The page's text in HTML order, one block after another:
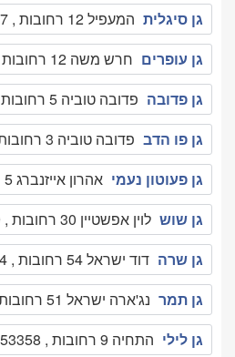
גן סיגלית המעפיל 12 רחובות , 9464977
גן עופרים חרש משה 12 רחובות , 9315982
גן פדובה פדובה טוביה 5 רחובות , 9467958
גן פו הדב פדובה טוביה 3 רחובות , 0526788546
גן פעוטון נעמי אהרון אייזנברג 5 רחובות , 9316738
גן שוש לוין אפשטיין 30 רחובות , 089417829
גן שרה דוד ישראל 54 רחובות , 089457154
גן תמר נג'ארה ישראל 51 רחובות , 089410890
גן לילי התחיה 9 רחובות , 089353358